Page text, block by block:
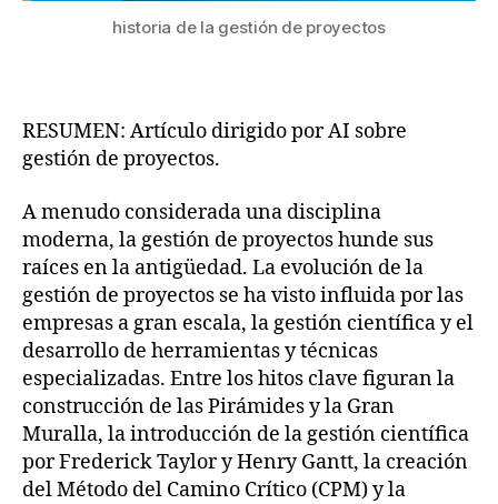
historia de la gestión de proyectos
RESUMEN: Artículo dirigido por AI sobre
gestión de proyectos.
A menudo considerada una disciplina
moderna, la gestión de proyectos hunde sus
raíces en la antigüedad. La evolución de la
gestión de proyectos se ha visto influida por las
empresas a gran escala, la gestión científica y el
desarrollo de herramientas y técnicas
especializadas. Entre los hitos clave figuran la
construcción de las Pirámides y la Gran
Muralla, la introducción de la gestión científica
por Frederick Taylor y Henry Gantt, la creación
del Método del Camino Crítico (CPM) y la